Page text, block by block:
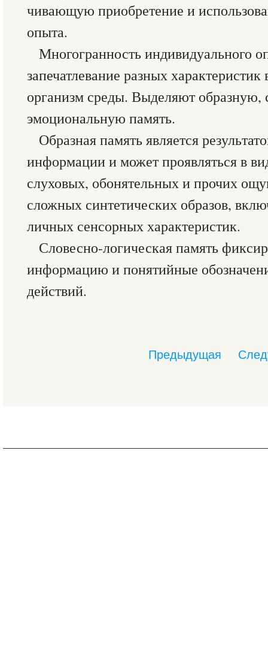
чивающую приобретение и
опыта.
Многогранность индивидуально­го
запечатлевание разных
организм среды. Выделяют образную,
эмоциональную память.
Образная память является
инфор­мации и может проявляться в
слуховых, обонятельных и прочих
сложных синтетических образов,
личных сенсорных характеристик.
Словесно-логическая память
информацию и понятийные
действий.
Предыдущая